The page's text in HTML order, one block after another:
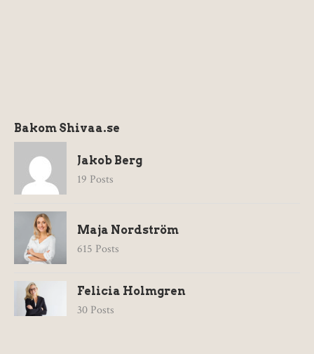
Bakom Shivaa.se
Jakob Berg
19 Posts
Maja Nordström
615 Posts
Felicia Holmgren
30 Posts